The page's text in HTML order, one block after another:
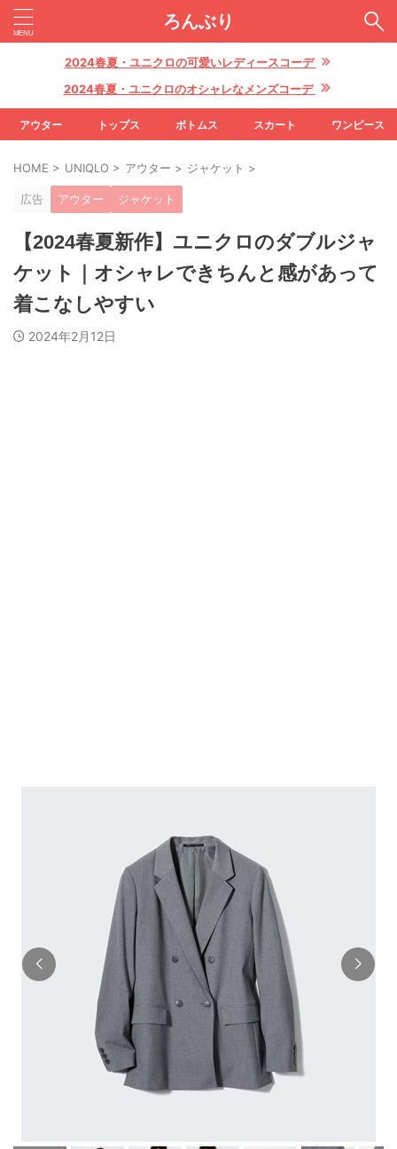
ろんぶり
2024春夏・ユニクロの可愛いレディースコーデ
2024春夏・ユニクロのオシャレなメンズコーデ
アウター トップス ボトムス スカート ワンピース
HOME > UNIQLO > アウター > ジャケット >
広告 アウター ジャケット
【2024春夏新作】ユニクロのダブルジャ
ケット｜オシャレできちんと感があって
着こなしやすい
2024年2月12日